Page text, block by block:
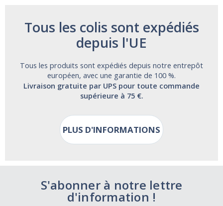
Tous les colis sont expédiés
depuis l'UE
Tous les produits sont expédiés depuis notre entrepôt
européen, avec une garantie de 100 %.
Livraison gratuite par UPS pour toute commande
supérieure à 75 €.
PLUS D'INFORMATIONS
S'abonner à notre lettre
d'information !